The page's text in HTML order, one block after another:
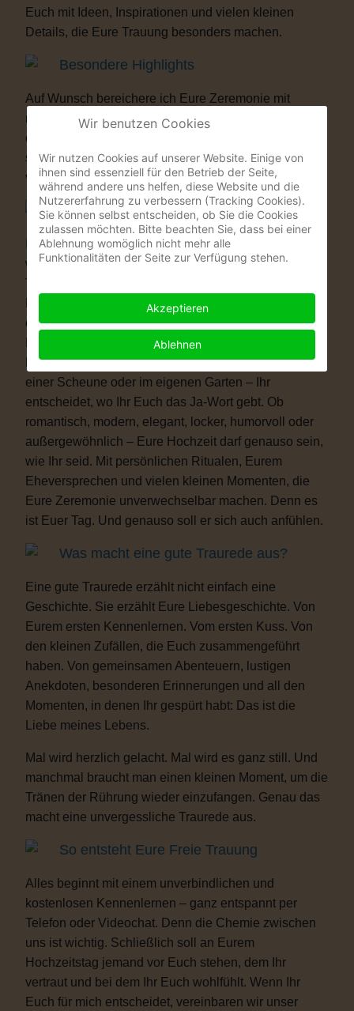
Euch mit Ideen, Inspirationen und vielen kleinen
Details, die Eure Trauung besonders machen.
Besondere Highlights
Auf Wunsch bereichere ich Eure Zeremonie mit
musikalischen oder künstlerischen Elementen. Als
ehemaliger Musicaldarsteller und Sänger entstehen
so Momente, die Eure Gäste garantiert nicht
vergessen werden.
Warum eine Freie Trauung?
Immer mehr Paare wünschen sich eine Hochzeit, die
wirklich zu ihnen passt. Vielleicht ist eine kirchliche
Euch die standesamtliche Zeremonie allein zu kurz
oder zu unpersönlich. Eine Freie Trauung schenkt
Euch genau das, was Ihr Euch wünscht: völlige
Freiheit. Ob auf einer Wiese, am See, im Schloss, in
einer Scheune oder im eigenen Garten – Ihr
entscheidet, wo Ihr Euch das Ja-Wort gebt. Ob
romantisch, modern, elegant, locker, humorvoll oder
außergewöhnlich – Eure Hochzeit darf genauso sein,
wie Ihr seid. Mit persönlichen Ritualen, Eurem
Eheversprechen und vielen kleinen Momenten, die
Eure Zeremonie unverwechselbar machen. Denn es
ist Euer Tag. Und genauso soll er sich auch anfühlen.
Was macht eine gute Traurede aus?
Eine gute Traurede erzählt nicht einfach eine
Geschichte. Sie erzählt Eure Liebesgeschichte. Von
Eurem ersten Kennenlernen. Vom ersten Kuss. Von
den kleinen Zufällen, die Euch zusammengeführt
haben. Von gemeinsamen Abenteuern, lustigen
Anekdoten, besonderen Erinnerungen und all den
Momenten, in denen Ihr gespürt habt: Das ist die
Liebe meines Lebens.
Mal wird herzlich gelacht. Mal wird es ganz still. Und
manchmal braucht man einen kleinen Moment, um die
Tränen der Rührung wieder einzufangen. Genau das
macht eine unvergessliche Traurede aus.
So entsteht Eure Freie Trauung
Alles beginnt mit einem unverbindlichen und
kostenlosen Kennenlernen – ganz entspannt per
Telefon oder Videochat. Denn die Chemie zwischen
uns ist wichtig. Schließlich soll an Eurem
Hochzeitstag jemand vor Euch stehen, dem Ihr
vertraut und bei dem Ihr Euch wohlfühlt. Wenn Ihr
Euch für mich entscheidet, vereinbaren wir unser
Wir benutzen Cookies
Wir nutzen Cookies auf unserer Website. Einige von
ihnen sind essenziell für den Betrieb der Seite,
während andere uns helfen, diese Website und die
Nutzererfahrung zu verbessern (Tracking Cookies).
Sie können selbst entscheiden, ob Sie die Cookies
zulassen möchten. Bitte beachten Sie, dass bei einer
Ablehnung womöglich nicht mehr alle
Funktionalitäten der Seite zur Verfügung stehen.
Akzeptieren
Ablehnen